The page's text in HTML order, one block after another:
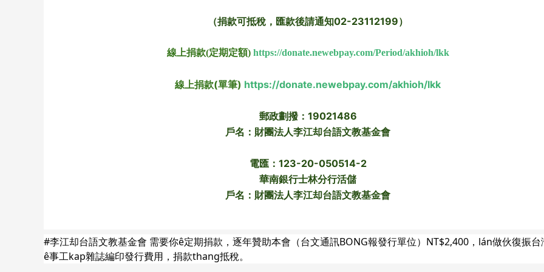
（捐款可抵稅，匯款後請通知02-23112199）
線上捐款(定期定額) https://donate.newebpay.com/Period/akhioh/lkk
線上捐款(單筆) https://donate.newebpay.com/akhioh/lkk
郵政劃撥：19021486
戶名：財團法人李江却台語文教基金會
電匯：123-20-050514-2
華南銀行士林分行活儲
戶名：財團法人李江却台語文教基金會
#李江却台語文教基金會 需要你ê定期捐款，逐年贊助本會（台文通訊BONG報發行單位）NT$2,400，lán做伙復振台
ê事工kap雜誌編印發行費用，捐款thang抵稅。